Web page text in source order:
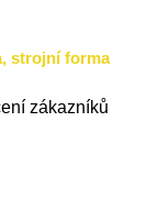
strojní forma
zákazníků